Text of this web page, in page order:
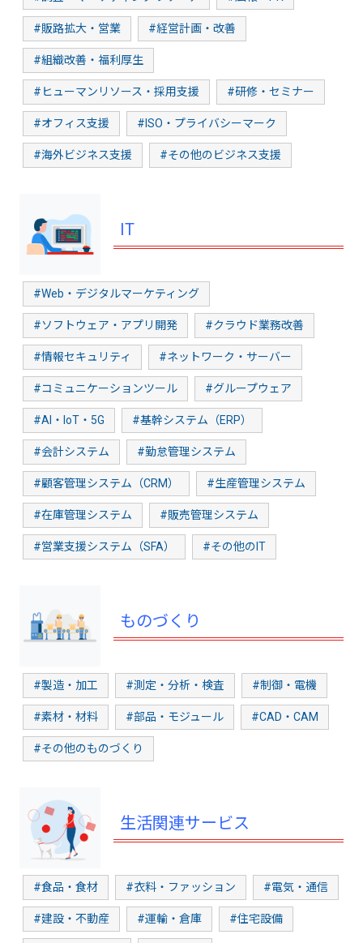
#販路拡大・営業 #経営計画・改善
#組織改善・福利厚生
#ヒューマンリソース・採用支援 #研修・セミナー
#オフィス支援 #ISO・プライバシーマーク
#海外ビジネス支援 #その他のビジネス支援
IT
#Web・デジタルマーケティング
#ソフトウェア・アプリ開発 #クラウド業務改善
#情報セキュリティ #ネットワーク・サーバー
#コミュニケーションツール #グループウェア
#AI・IoT・5G #基幹システム（ERP）
#会計システム #勤怠管理システム
#顧客管理システム（CRM） #生産管理システム
#在庫管理システム #販売管理システム
#営業支援システム（SFA） #その他のIT
ものづくり
#製造・加工 #測定・分析・検査 #制御・電機
#素材・材料 #部品・モジュール #CAD・CAM
#その他のものづくり
生活関連サービス
#食品・食材 #衣料・ファッション #電気・通信
#建設・不動産 #運輸・倉庫 #住宅設備